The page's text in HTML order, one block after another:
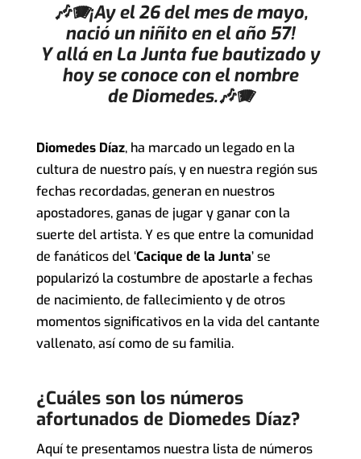
🎶🪗¡Ay el 26 del mes de mayo,
nació un niñito en el año 57!
Y allá en La Junta fue bautizado y
hoy se conoce con el nombre
de Diomedes.🎶🪗
Diomedes Díaz, ha marcado un legado en la
cultura de nuestro país, y en nuestra región sus
fechas recordadas, generan en nuestros
apostadores, ganas de jugar y ganar con la
suerte del artista. Y es que entre la comunidad
de fanáticos del ‘Cacique de la Junta’ se
popularizó la costumbre de apostarle a fechas
de nacimiento, de fallecimiento y de otros
momentos significativos en la vida del cantante
vallenato, así como de su familia.
¿Cuáles son los números
afortunados de Diomedes Díaz?
Aquí te presentamos nuestra lista de números